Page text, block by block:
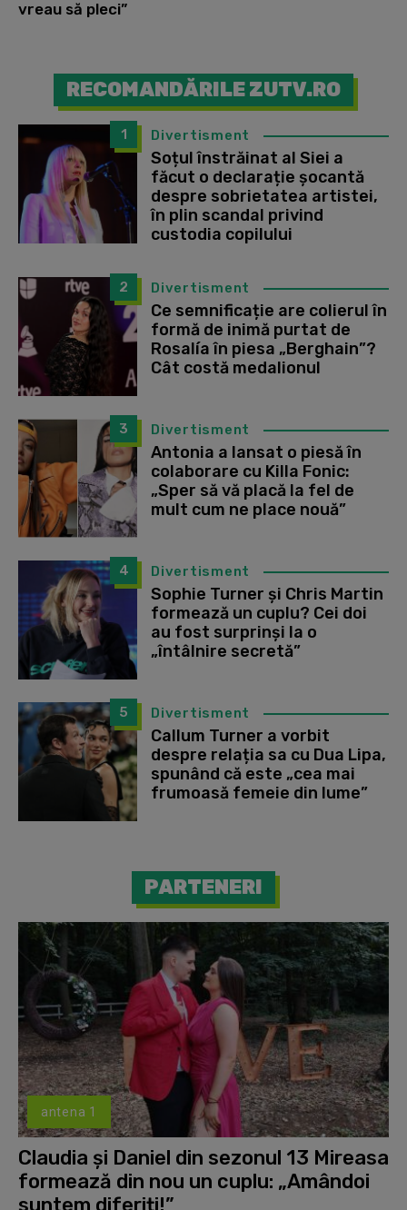
vreau să pleci”
RECOMANDĂRILE ZUTV.RO
1 Divertisment
Soțul înstrăinat al Siei a
făcut o declarație șocantă
despre sobrietatea artistei,
în plin scandal privind
custodia copilului
2 Divertisment
Ce semnificație are colierul în
formă de inimă purtat de
Rosalía în piesa „Berghain”?
Cât costă medalionul
3 Divertisment
Antonia a lansat o piesă în
colaborare cu Killa Fonic:
„Sper să vă placă la fel de
mult cum ne place nouă”
4 Divertisment
Sophie Turner și Chris Martin
formează un cuplu? Cei doi
au fost surprinși la o
„întâlnire secretă”
5 Divertisment
Callum Turner a vorbit
despre relația sa cu Dua Lipa,
spunând că este „cea mai
frumoasă femeie din lume”
PARTENERI
antena 1
Claudia și Daniel din sezonul 13 Mireasa
formează din nou un cuplu: „Amândoi
suntem diferiți!”